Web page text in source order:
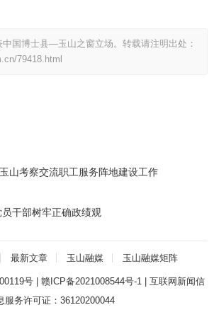
国博士县—玉山之窗立场。转载请注明出处：
79418.html
山考察交流职工服务阵地建设工作
干部树牢正确政绩观
最新文章 玉山融媒 玉山融媒矩阵
号| 赣ICP备2021008544号-1| 互联网新闻信
服务许可证：36120200044